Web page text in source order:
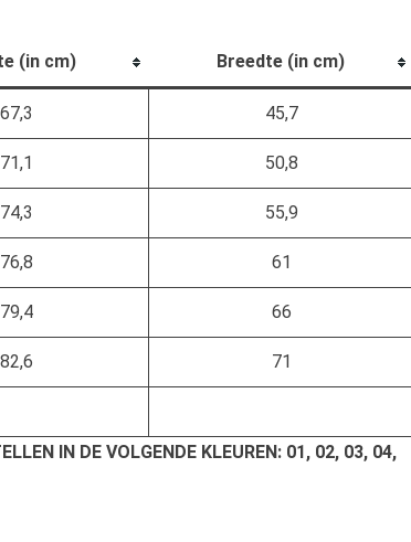
(in cm) Breedte (in cm)
67,3 45,7
71,1 50,8
74,3 55,9
76,8 61
79,4 66
82,6 71
IN DE VOLGENDE KLEUREN: 01, 02, 03, 04,